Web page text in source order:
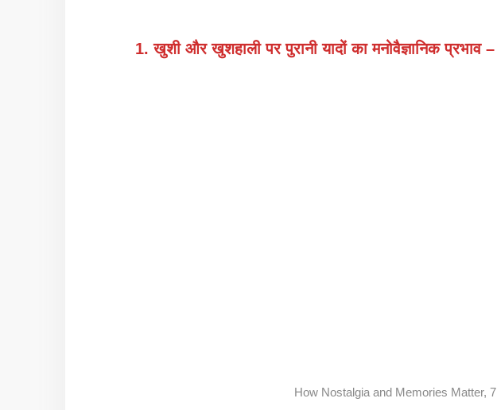
1. खुशी और खुशहाली पर पुरानी यादों का मनोवैज्ञानिक प्रभाव –
How Nostalgia and Memories Matter, 7